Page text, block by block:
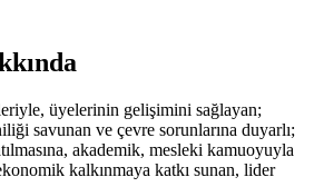
üyelerinin gelişimini sağlayan;
savunan ve çevre sorunlarına duyarlı;
akademik, mesleki kamuoyuyla
kalkınmaya katkı sunan, lider